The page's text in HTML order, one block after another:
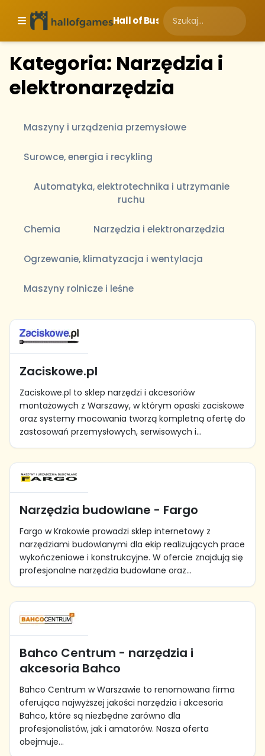
Hall of Business
Kategoria: Narzędzia i
elektronarzędzia
Maszyny i urządzenia przemysłowe
Surowce, energia i recykling
Automatyka, elektrotechnika i utrzymanie
ruchu
Chemia Narzędzia i elektronarzędzia
Ogrzewanie, klimatyzacja i wentylacja
Maszyny rolnicze i leśne
Zaciskowe.pl
Zaciskowe.pl to sklep narzędzi i akcesoriów
montażowych z Warszawy, w którym opaski zaciskowe
oraz systemy mocowania tworzą kompletną ofertę do
zastosowań przemysłowych, serwisowych i...
Narzędzia budowlane - Fargo
Fargo w Krakowie prowadzi sklep internetowy z
narzędziami budowlanymi dla ekip realizujących prace
wykończeniowe i konstrukcyjne. W ofercie znajdują się
profesjonalne narzędzia budowlane oraz...
Bahco Centrum - narzędzia i
akcesoria Bahco
Bahco Centrum w Warszawie to renomowana firma
oferująca najwyższej jakości narzędzia i akcesoria
Bahco, które są niezbędne zarówno dla
profesjonalistów, jak i amatorów. Nasza oferta
obejmuje...